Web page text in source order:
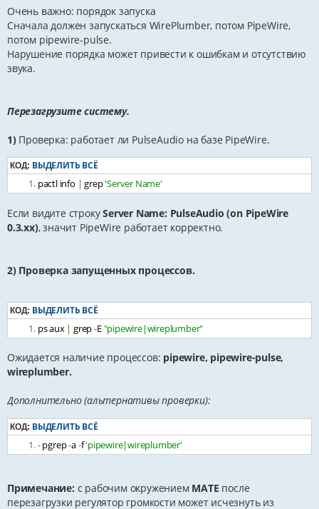
Очень важно: порядок запуска
Сначала должен запускаться WirePlumber, потом PipeWire,
потом pipewire-pulse.
Нарушение порядка может привести к ошибкам и отсутствию
звука.
Перезагрузите систему.
1)Проверка: работает ли PulseAudio на базе PipeWire.
КОД: ВЫДЕЛИТЬ ВСЁ
pactl info | grep 'Server Name'
Если видите строкуServer Name: PulseAudio (on PipeWire
0.3.xx), значит PipeWire работает корректно.
2) Проверка запущенных процессов.
КОД: ВЫДЕЛИТЬ ВСЁ
ps aux | grep -E "pipewire|wireplumber"
Ожидается наличие процессов: pipewire, pipewire-pulse,
wireplumber.
Дополнительно (альтернативы проверки):
КОД: ВЫДЕЛИТЬ ВСЁ
- pgrep -a -f 'pipewire|wireplumber'
Примечание: с рабочим окружением MATE после
перезагрузки регулятор громкости может исчезнуть из